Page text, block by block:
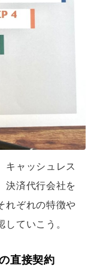
キャッシュレス
決済代行会社を
れぞれの特徴や
していこう。
直接契約